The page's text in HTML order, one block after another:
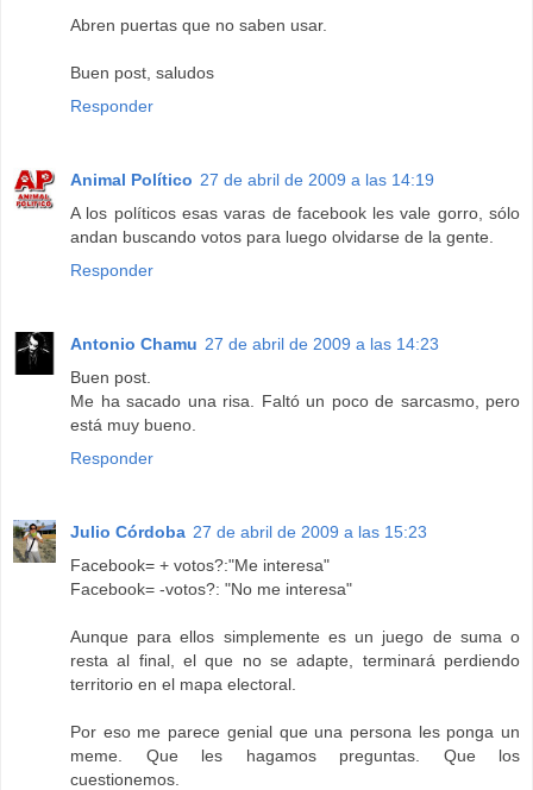
Abren puertas que no saben usar.
Buen post, saludos
Responder
Animal Político 27 de abril de 2009 a las 14:19
A los políticos esas varas de facebook les vale gorro, sólo
andan buscando votos para luego olvidarse de la gente.
Responder
Antonio Chamu 27 de abril de 2009 a las 14:23
Buen post.
Me ha sacado una risa. Faltó un poco de sarcasmo, pero
está muy bueno.
Responder
Julio Córdoba 27 de abril de 2009 a las 15:23
Facebook= + votos?:"Me interesa"
Facebook= -votos?: "No me interesa"
Aunque para ellos simplemente es un juego de suma o
resta al final, el que no se adapte, terminará perdiendo
territorio en el mapa electoral.
Por eso me parece genial que una persona les ponga un
meme. Que les hagamos preguntas. Que los
cuestionemos.